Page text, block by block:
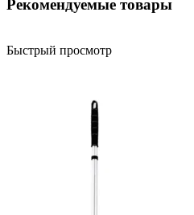
Рекомендуемые товары
Быстрый просмотр